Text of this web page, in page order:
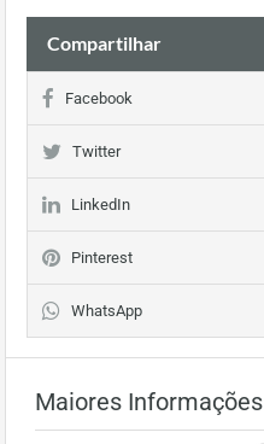
Compartilhar
Facebook
Twitter
LinkedIn
Pinterest
WhatsApp
Maiores Informações